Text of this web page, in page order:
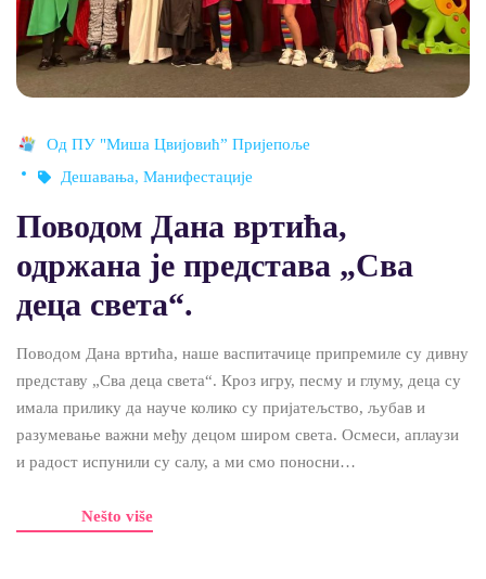
Од ПУ "Миша Цвијовић” Пријепоље
Дешавања, Манифестације
Поводом Дана вртића,
одржана је представа „Сва
деца света“.
Поводом Дана вртића, наше васпитачице припремиле су дивну
представу „Сва деца света“. Кроз игру, песму и глуму, деца су
имала прилику да науче колико су пријатељство, љубав и
разумевање важни међу децом широм света. Осмеси, аплаузи
и радост испунили су салу, а ми смо поносни…
Nešto više